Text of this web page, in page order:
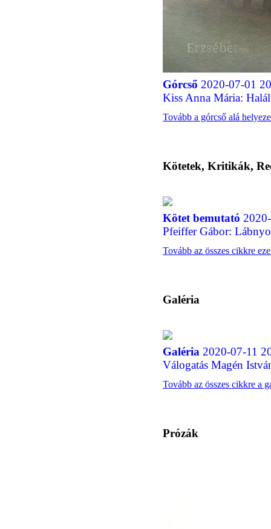
Górcső 2020-07-01
Kiss Anna Mária:
Tovább a górcső alá
Kötetek, Kritikák,
Kötet bemutató
Pfeiffer Gábor:
Tovább az összes cikkre
Galéria
Galéria 2020-07-11
Válogatás Magén
Tovább az összes cikkre a
Prózák